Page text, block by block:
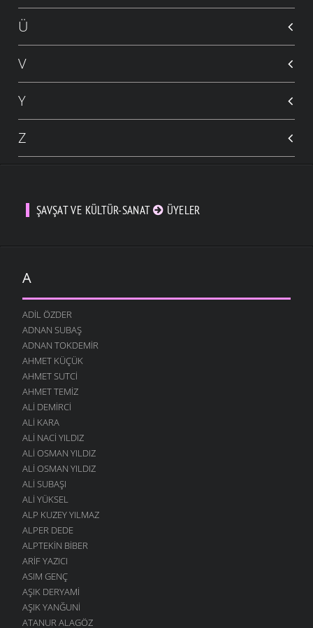
Ü
V
Y
Z
ŞAVŞAT VE KÜLTÜR-SANAT ÜYELER
A
ADIL ÖZDER
ADNAN SUBAŞ
ADNAN TOKDEMIR
AHMET KÜÇÜK
AHMET SUTCI
AHMET TEMIZ
ALI DEMIRCI
ALI KARA
ALI NACI YILDIZ
ALI OSMAN YILDIZ
ALI OSMAN YILDIZ
ALI SUBAŞI
ALI YÜKSEL
ALP KUZEY YILMAZ
ALPER DEDE
ALPTEKIN BIBER
ARIF YAZICI
ASIM GENÇ
AŞIK DERYAMI
AŞIK YANĞUNI
ATANUR ALAGÖZ